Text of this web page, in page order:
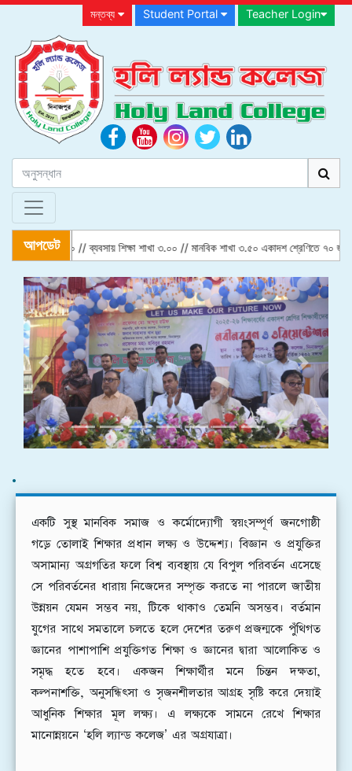
মন্তব্য Student Portal Teacher Login
আপডেট
শাখা ৪.৫০ // ব্যবসায় শিক্ষা শাখা ৩.০০ // মানবিক শাখা ৩.৫০ একাদশ শ্রেণিতে ৭০ জন
Previous Next
.
একটি সুস্থ মানবিক সমাজ ও কর্মোদ্যোগী স্বয়ংসম্পূর্ণ জনগোষ্ঠী
গড়ে তোলাই শিক্ষার প্রধান লক্ষ্য ও উদ্দেশ্য। বিজ্ঞান ও প্রযুক্তির
অসামান্য অগ্রগতির ফলে বিশ্ব ব্যবস্থায় যে বিপুল পরিবর্তন এসেছে
সে পরিবর্তনের ধারায় নিজেদের সম্পৃক্ত করতে না পারলে জাতীয়
উন্নয়ন যেমন সম্ভব নয়, টিকে থাকাও তেমনি অসম্ভব। বর্তমান
যুগের সাথে সমতালে চলতে হলে দেশের তরুণ প্রজন্মকে পুঁথিগত
জ্ঞানের পাশাপাশি প্রযুক্তিগত শিক্ষা ও জ্ঞানের দ্বারা আলোকিত ও
সমৃদ্ধ হতে হবে। একজন শিক্ষার্থীর মনে চিন্তন দক্ষতা,
কল্পনাশক্তি, অনুসন্ধিৎসা ও সৃজনশীলতার আগ্রহ সৃষ্টি করে দেয়াই
আধুনিক শিক্ষার মূল লক্ষ্য। এ লক্ষ্যকে সামনে রেখে শিক্ষার
মানোন্নয়নে ‘হলি ল্যান্ড কলেজ’ এর অগ্রযাত্রা।